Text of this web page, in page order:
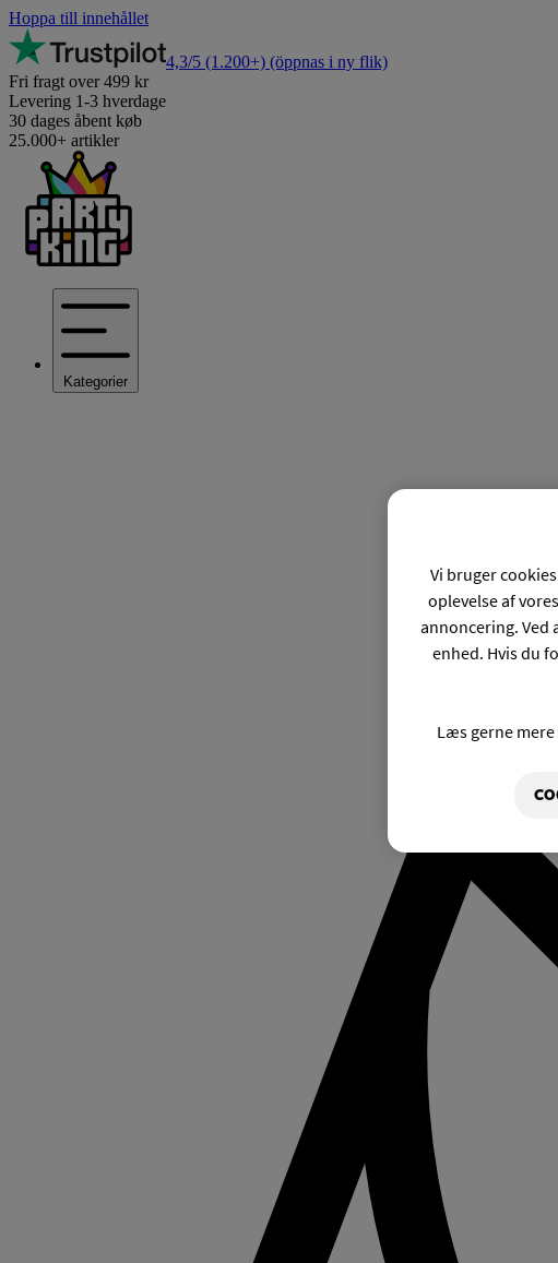
Hoppa till innehållet
4,3/5 (1.200+) (öppnas i ny flik)
Fri fragt over 499 kr
Levering 1-3 hverdage
30 dages åbent køb
25.000+ artikler
Kategorier
Vi bruger
oplevelse af
annoncering. Ved
enhed. Hvis du
Læs gerne